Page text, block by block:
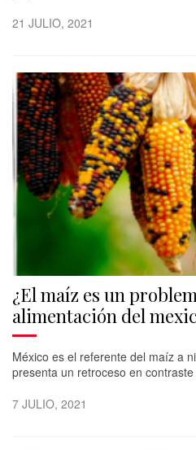
21 JULIO, 2021
¿El maíz es un
alimentación del
México es el referente del maíz a
presenta un retroceso en
7 JULIO, 2021